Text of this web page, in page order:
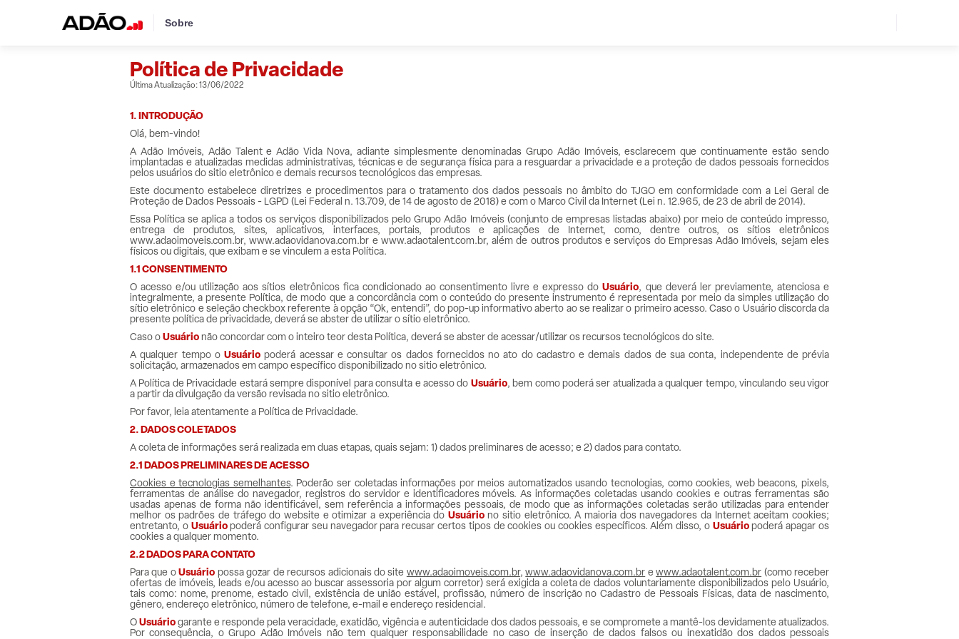
Sobre
Política de Privacidade
Última Atualização: 13/06/2022
1. INTRODUÇÃO
Olá, bem-vindo!
A Adão Imóveis, Adão Talent e Adão Vida Nova, adiante simplesmente denominadas Grupo Adão Imóveis, esclarecem que continuamente estão sendo
implantadas e atualizadas medidas administrativas, técnicas e de segurança física para a resguardar a privacidade e a proteção de dados pessoais fornecidos
pelos usuários do sitio eletrônico e demais recursos tecnológicos das empresas.
Este documento estabelece diretrizes e procedimentos para o tratamento dos dados pessoais no âmbito do TJGO em conformidade com a Lei Geral de
Proteção de Dados Pessoais - LGPD (Lei Federal n. 13.709, de 14 de agosto de 2018) e com o Marco Civil da Internet (Lei n. 12.965, de 23 de abril de 2014).
Essa Política se aplica a todos os serviços disponibilizados pelo Grupo Adão Imóveis (conjunto de empresas listadas abaixo) por meio de conteúdo impresso,
entrega de produtos, sites, aplicativos, interfaces, portais, produtos e aplicações de Internet, como, dentre outros, os sítios eletrônicos
www.adaoimoveis.com.br, www.adaovidanova.com.br e www.adaotalent.com.br, além de outros produtos e serviços do Empresas Adão Imóveis, sejam eles
físicos ou digitais, que exibam e se vinculem a esta Política.
1.1 CONSENTIMENTO
O acesso e/ou utilização aos sítios eletrônicos fica condicionado ao consentimento livre e expresso doUsuário, que deverá ler previamente, atenciosa e
integralmente, a presente Política, de modo que a concordância com o conteúdo do presente instrumento é representada por meio da simples utilização do
sítio eletrônico e seleção checkbox referente à opção “Ok, entendi”, do pop-up informativo aberto ao se realizar o primeiro acesso. Caso o Usuário discorda da
presente política de privacidade, deverá se abster de utilizar o sítio eletrônico.
Caso o Usuário não concordar com o inteiro teor desta Política, deverá se abster de acessar/utilizar os recursos tecnológicos do site.
A qualquer tempo o Usuário poderá acessar e consultar os dados fornecidos no ato do cadastro e demais dados de sua conta, independente de prévia
solicitação, armazenados em campo específico disponibilizado no sitio eletrônico.
A Política de Privacidade estará sempre disponível para consulta e acesso do Usuário, bem como poderá ser atualizada a qualquer tempo, vinculando seu vigor
a partir da divulgação da versão revisada no sitio eletrônico.
Por favor, leia atentamente a Política de Privacidade.
2. DADOS COLETADOS
A coleta de informações será realizada em duas etapas, quais sejam: 1) dados preliminares de acesso; e 2) dados para contato.
2.1 DADOS PRELIMINARES DE ACESSO
Cookies e tecnologias semelhantes. Poderão ser coletadas informações por meios automatizados usando tecnologias, como cookies, web beacons, pixels,
ferramentas de análise do navegador, registros do servidor e identificadores móveis. As informações coletadas usando cookies e outras ferramentas são
usadas apenas de forma não identificável, sem referência a informações pessoais, de modo que as informações coletadas serão utilizadas para entender
melhor os padrões de tráfego do website e otimizar a experiência do Usuáriono sitio eletrônico. A maioria dos navegadores da Internet aceitam cookies;
entretanto, o Usuáriopoderá configurar seu navegador para recusar certos tipos de cookies ou cookies específicos. Além disso, o Usuáriopoderá apagar os
cookies a qualquer momento.
2.2 DADOS PARA CONTATO
Para que oUsuário possa gozar de recursos adicionais do site www.adaoimoveis.com.br,www.adaovidanova.com.br ewww.adaotalent.com.br (como receber
ofertas de imóveis, leads e/ou acesso ao buscar assessoria por algum corretor) será exigida a coleta de dados voluntariamente disponibilizados pelo Usuário,
tais como: nome, prenome, estado civil, existência de união estável, profissão, número de inscrição no Cadastro de Pessoais Físicas, data de nascimento,
gênero, endereço eletrônico, número de telefone, e-mail e endereço residencial.
O Usuário garante e responde pela veracidade, exatidão, vigência e autenticidade dos dados pessoais, e se compromete a mantê-los devidamente atualizados.
Por consequência, o Grupo Adão Imóveis não tem qualquer responsabilidade no caso de inserção de dados falsos ou inexatidão dos dados pessoais